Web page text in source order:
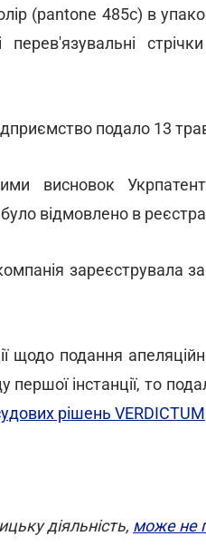
(pantone 485c) в
подало 13
висновок
відмовлено в
зареєструвала
подання
першої інстанції, то
рішень VERDICTUM
діяльність, може не